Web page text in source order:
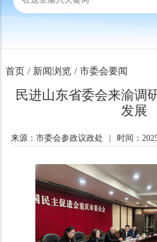
首页 / 新闻浏览 / 市委会要闻
民进山东省委会来渝调
发展
来源：市委会参政议政处 时间：